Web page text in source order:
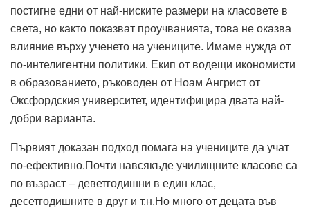
постигне едни от най-ниските размери на класовете в
света, но както показват проучванията, това не оказва
влияние върху ученето на учениците. Имаме нужда от
по-интелигентни политики. Екип от водещи икономисти
в образованието, ръководен от Ноам Ангрист от
Оксфордския университет, идентифицира двата най-
добри варианта.
Първият доказан подход помага на учениците да учат
по-ефективно.Почти навсякъде училищните класове са
по възраст – деветгодишни в един клас,
десетгодишните в друг и т.н.Но много от децата във